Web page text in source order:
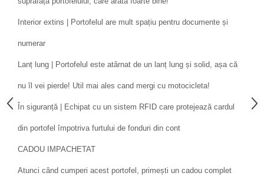
Interior extins | Portofelul are mult spațiu pentru documente și
numerar
Lanț lung | Portofelul este atârnat de un lanț lung și solid, așa că
nu îl vei pierde! Util mai ales cand mergi cu motocicleta!
În siguranță | Echipat cu un sistem RFID care protejează cardul
din portofel împotriva furtului de fonduri din cont
CADOU IMPACHETAT
Atunci când cumperi acest portofel, primești un cadou complet